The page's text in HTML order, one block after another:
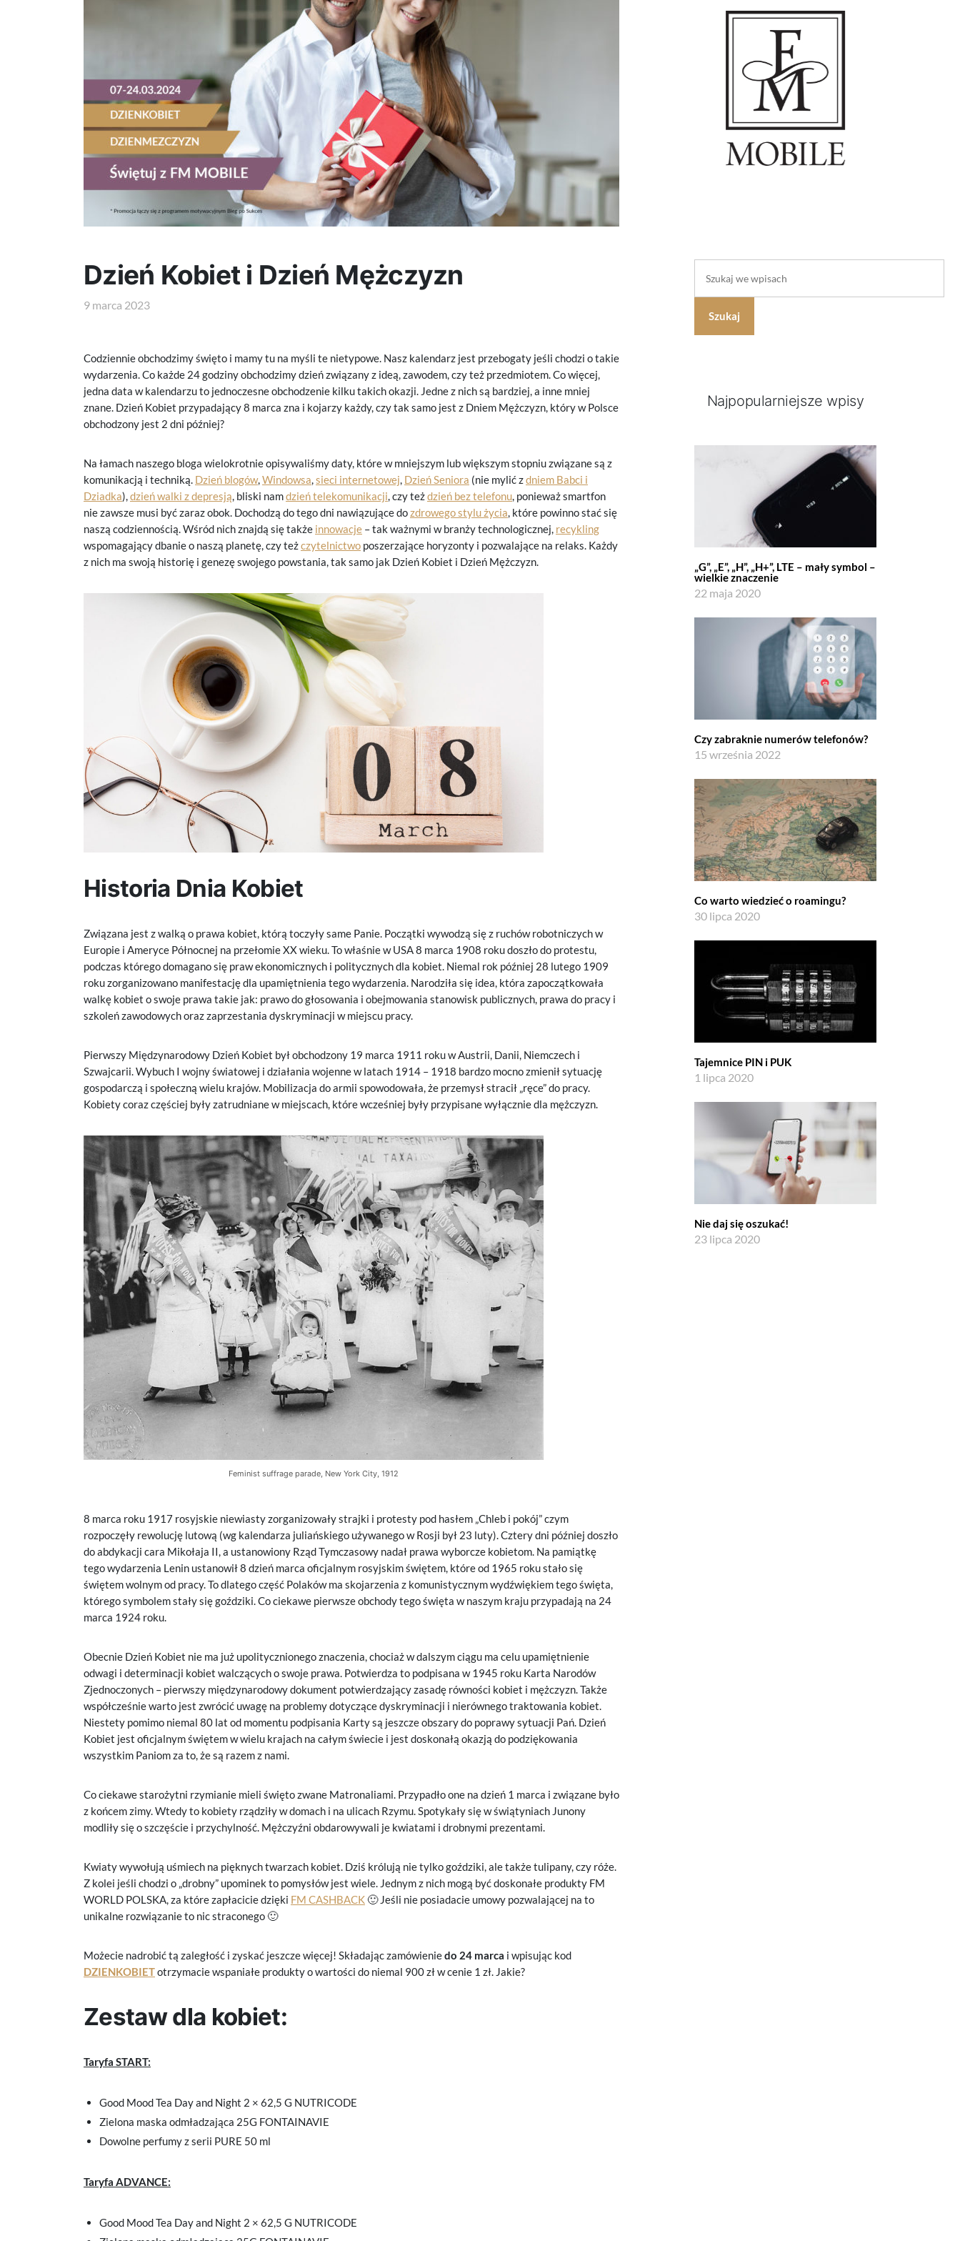
Dzień Kobiet i Dzień Mężczyzn
9 marca 2023
Codziennie obchodzimy święto i mamy tu na myśli te nietypowe. Nasz kalendarz jest przebogaty jeśli chodzi o takie
wydarzenia. Co każde 24 godziny obchodzimy dzień związany z ideą, zawodem, czy też przedmiotem. Co więcej,
jedna data w kalendarzu to jednoczesne obchodzenie kilku takich okazji. Jedne z nich są bardziej, a inne mniej
znane. Dzień Kobiet przypadający 8 marca zna i kojarzy każdy, czy tak samo jest z Dniem Mężczyzn, który w Polsce
obchodzony jest 2 dni później?
Na łamach naszego bloga wielokrotnie opisywaliśmy daty, które w mniejszym lub większym stopniu związane są z
komunikacją i techniką. Dzień blogów,Windowsa,sieci internetowej, Dzień Seniora (nie mylić zdniem Babci i
Dziadka),dzień walki z depresją, bliski namdzień telekomunikacji, czy teżdzień bez telefonu, ponieważ smartfon
nie zawsze musi być zaraz obok. Dochodzą do tego dni nawiązujące dozdrowego stylu życia, które powinno stać się
naszą codziennością. Wśród nich znajdą się także innowacje – tak ważnymi w branży technologicznej, recykling
wspomagający dbanie o naszą planetę, czy teżczytelnictwo poszerzające horyzonty i pozwalające na relaks. Każdy
z nich ma swoją historię i genezę swojego powstania, tak samo jak Dzień Kobiet i Dzień Mężczyzn.
Historia Dnia Kobiet
Związana jest z walką o prawa kobiet, którą toczyły same Panie. Początki wywodzą się z ruchów robotniczych w
Europie i Ameryce Północnej na przełomie XX wieku. To właśnie w USA 8 marca 1908 roku doszło do protestu,
podczas którego domagano się praw ekonomicznych i politycznych dla kobiet. Niemal rok później 28 lutego 1909
roku zorganizowano manifestację dla upamiętnienia tego wydarzenia. Narodziła się idea, która zapoczątkowała
walkę kobiet o swoje prawa takie jak: prawo do głosowania i obejmowania stanowisk publicznych, prawa do pracy i
szkoleń zawodowych oraz zaprzestania dyskryminacji w miejscu pracy.
Pierwszy Międzynarodowy Dzień Kobiet był obchodzony 19 marca 1911 roku w Austrii, Danii, Niemczech i
Szwajcarii. Wybuch I wojny światowej i działania wojenne w latach 1914 – 1918 bardzo mocno zmienił sytuację
gospodarczą i społeczną wielu krajów. Mobilizacja do armii spowodowała, że przemysł stracił „ręce” do pracy.
Kobiety coraz częściej były zatrudniane w miejscach, które wcześniej były przypisane wyłącznie dla mężczyzn.
Feminist suffrage parade, New York City, 1912
8 marca roku 1917 rosyjskie niewiasty zorganizowały strajki i protesty pod hasłem „Chleb i pokój” czym
rozpoczęły rewolucję lutową (wg kalendarza juliańskiego używanego w Rosji był 23 luty). Cztery dni później doszło
do abdykacji cara Mikołaja II, a ustanowiony Rząd Tymczasowy nadał prawa wyborcze kobietom. Na pamiątkę
tego wydarzenia Lenin ustanowił 8 dzień marca oficjalnym rosyjskim świętem, które od 1965 roku stało się
świętem wolnym od pracy. To dlatego część Polaków ma skojarzenia z komunistycznym wydźwiękiem tego święta,
którego symbolem stały się goździki. Co ciekawe pierwsze obchody tego święta w naszym kraju przypadają na 24
marca 1924 roku.
Obecnie Dzień Kobiet nie ma już upolitycznionego znaczenia, chociaż w dalszym ciągu ma celu upamiętnienie
odwagi i determinacji kobiet walczących o swoje prawa. Potwierdza to podpisana w 1945 roku Karta Narodów
Zjednoczonych – pierwszy międzynarodowy dokument potwierdzający zasadę równości kobiet i mężczyzn. Także
współcześnie warto jest zwrócić uwagę na problemy dotyczące dyskryminacji i nierównego traktowania kobiet.
Niestety pomimo niemal 80 lat od momentu podpisania Karty są jeszcze obszary do poprawy sytuacji Pań. Dzień
Kobiet jest oficjalnym świętem w wielu krajach na całym świecie i jest doskonałą okazją do podziękowania
wszystkim Paniom za to, że są razem z nami.
Co ciekawe starożytni rzymianie mieli święto zwane Matronaliami. Przypadło one na dzień 1 marca i związane było
z końcem zimy. Wtedy to kobiety rządziły w domach i na ulicach Rzymu. Spotykały się w świątyniach Junony
modliły się o szczęście i przychylność. Mężczyźni obdarowywali je kwiatami i drobnymi prezentami.
Kwiaty wywołują uśmiech na pięknych twarzach kobiet. Dziś królują nie tylko goździki, ale także tulipany, czy róże.
Z kolei jeśli chodzi o „drobny” upominek to pomysłów jest wiele. Jednym z nich mogą być doskonałe produkty FM
WORLD POLSKA, za które zapłacicie dzięki FM CASHBACK 🙂 Jeśli nie posiadacie umowy pozwalającej na to
unikalne rozwiązanie to nic straconego 🙂
Możecie nadrobić tą zaległość i zyskać jeszcze więcej! Składając zamówieniedo 24 marca i wpisując kod
DZIENKOBIETotrzymacie wspaniałe produkty o wartości do niemal 900 zł w cenie 1 zł. Jakie?
Zestaw dla kobiet:
Taryfa START:
Good Mood Tea Day and Night 2 × 62,5 G NUTRICODE
Zielona maska odmładzająca 25G FONTAINAVIE
Dowolne perfumy z serii PURE 50 ml
Taryfa ADVANCE:
Good Mood Tea Day and Night 2 × 62,5 G NUTRICODE
Najpopularniejsze wpisy
„G”, „E”, „H”, „H+”, LTE – mały symbol –
wielkie znaczenie
22 maja 2020
Czy zabraknie numerów telefonów?
15 września 2022
Co warto wiedzieć o roamingu?
30 lipca 2020
Tajemnice PIN i PUK
1 lipca 2020
Nie daj się oszukać!
23 lipca 2020